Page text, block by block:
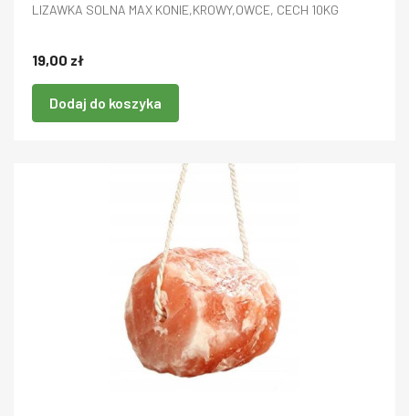
LIZAWKA SOLNA MAX KONIE,KROWY,OWCE, CECH 10KG
19,00 zł
Dodaj do koszyka